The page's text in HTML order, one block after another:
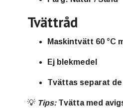
Tvättråd
Maskintvätt 60 °C
Ej blekmedel
Tvättas separat
💡 Tips:Tvätta med